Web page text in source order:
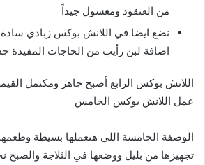
من العنقود ومغسول جيداً
نضع ايضا في اللانش بوكس زبادي سادة
اضافة لبن رأيب من الحاجات المفيدة
اللانش بوكس الرابع أصبح جاهز ومكتمل القيمة
عمل اللانش بوكس الخامس
الوصفة الخامسة اللي هنعملها بسيطة
تجهيزها من بليل ووضعها في الثلاجة